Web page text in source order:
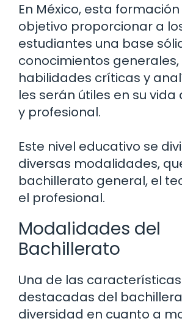
En México, esta
objetivo proporcionar a
estudiantes una base
conocimientos
habilidades críticas y
les serán útiles en su
y profesional.
Este nivel educativo se
diversas modalidades,
bachillerato general, el
el profesional.
Modalidades del
Bachillerato
Una de las
destacadas del
diversidad en cuanto a